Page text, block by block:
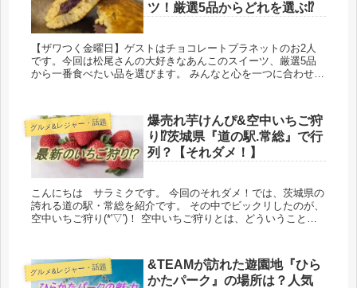
ツ！厳選5品からどれを選ぶ⁉
【ザワつく金曜日】ゲストはチョコレートプラネットのお2人
です。今回は松尾さんの大好きなあんこのスイーツ、厳選5品
から一番食べたい品を選びます。 みんなと心を一つに合わせ松
グルメ&レジャー・話題
爆売れ芋けんぴ&空中いちご狩
り⁉茨城県『道の駅.常総』で行
列？【それダメ！】
こんにちは サラミクです。 今回のそれダメ！では、茨城県の
誇れる道の駅・常総を紹介です。 その中でビックリしたのが、
空中いちご狩り(*'▽')！ 空中いちご狩りとは、どういうことな
グルメ&レジャー・話題
&TEAMが訪れた遊園地『ひら
かたパーク』の場所は？人気